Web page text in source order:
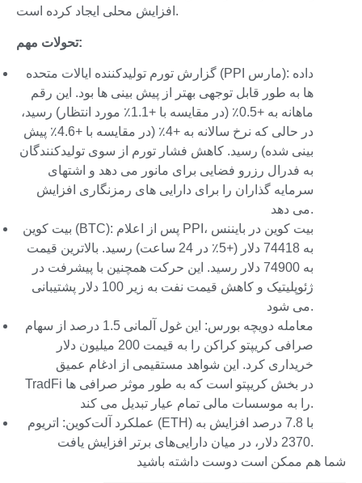
افزایش محلی ایجاد کرده است.
تحولات مهم:
گزارش تورم تولیدکننده ایالات متحده (PPI مارس): داده
ها به طور قابل توجهی بهتر از پیش بینی ها بود. این رقم
ماهانه به +0.5٪ (در مقایسه با +1.1٪ مورد انتظار) رسید،
در حالی که نرخ سالانه به +4٪ (در مقایسه با +4.6٪ پیش
بینی شده) رسید. کاهش فشار تورم از سوی تولیدکنندگان
به فدرال رزرو فضایی برای مانور می دهد و اشتهای
سرمایه گذاران را برای دارایی های رمزنگاری افزایش
می دهد.
بیت کوین (BTC): پس از اعلام PPI، بیت کوین در بایننس
به 74418 دلار (+5٪ در 24 ساعت) رسید. بالاترین قیمت
به 74900 دلار رسید. این حرکت همچنین با پیشرفت در
ژئوپلیتیک و کاهش قیمت نفت به زیر 100 دلار پشتیبانی
می شود.
معامله دویچه بورس: این غول آلمانی 1.5 درصد از سهام
صرافی کریپتو کراکن را به قیمت 200 میلیون دلار
خریداری کرد. این شواهد مستقیمی از ادغام عمیق
TradFi در بخش کریپتو است که به طور موثر صرافی ها
را به موسسات مالی تمام عیار تبدیل می کند.
عملکرد آلت‌کوین: اتریوم (ETH) با 7.8 درصد افزایش به
2370 دلار، در میان دارایی‌های برتر افزایش یافت.
شما هم ممکن است دوست داشته باشید